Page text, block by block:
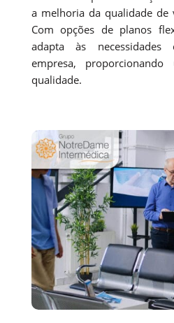
a melhoria da qualidade de
Com opções de planos
adapta às necessidades
empresa,
qualidade.